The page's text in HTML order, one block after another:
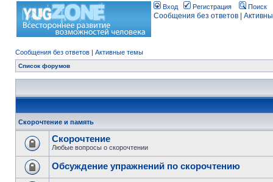
Вход Регистрация Поиск
Сообщения без ответов
Сообщения без ответов | Активные темы
Список форумов
Скорочтение и память
Скорочтение
Любые вопросы о скорочтении
Обсуждение упражнений по скорочтению